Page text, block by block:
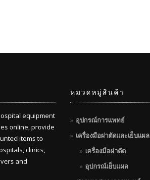
equipment
online, provide
items to
clinics,
and
หมวดหมู่สินค้า
อุปกรณ์การแพทย์
เครื่องมือผ่าตัดและเย็บแผล
เครื่องมือผ่าตัด
อุปกรณ์เย็บแผล